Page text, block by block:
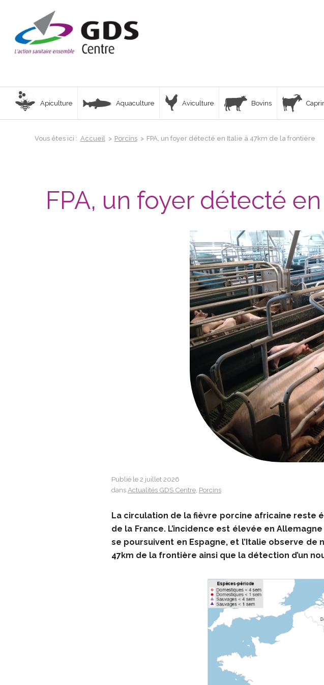
Apiculture Aquaculture Aviculture Bovins
Vous êtes ici : Accueil > Porcins > FPA, un foyer détecté en Italie à 47km de la frontière
FPA, un foyer détecté
Publié le 2 juillet 2026
dans Actualités GDS Centre, Porcins
La circulation de la fièvre porcine africaine reste
de la France. L’incidence est élevée en
se poursuivent en Espagne, et l’Italie observe
47km de la frontière ainsi que la détection d’un